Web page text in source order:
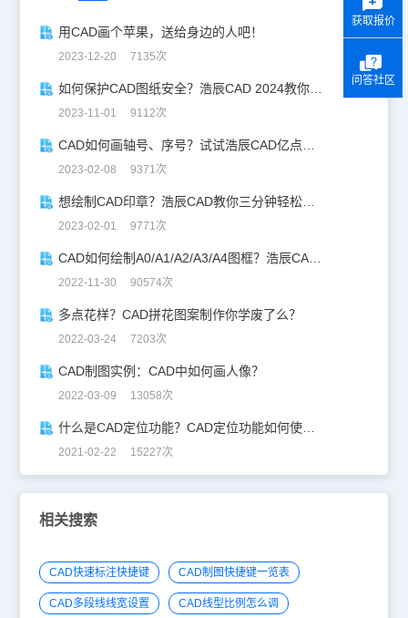
用CAD画个苹果，送给身边的人吧！
2023-12-20 7135次
如何保护CAD图纸安全？浩辰CAD 2024教你拒做背锅侠
2023-11-01 9112次
2023-02-08 9371次
想绘制CAD印章？浩辰CAD教你三分钟轻松搞定！
2023-02-01 9771次
CAD如何绘制A0/A1/A2/A3/A4图框？浩辰CAD教你定制化！
2022-11-30 90574次
多点花样？CAD拼花图案制作你学废了么？
2022-03-24 7203次
CAD制图实例：CAD中如何画人像？
2022-03-09 13058次
什么是CAD定位功能？CAD定位功能如何使用？
2021-02-22 15227次
相关搜索
CAD快速标注快捷键 CAD制图快捷键一览表
CAD多段线线宽设置 CAD线型比例怎么调
获取报价
问答社区